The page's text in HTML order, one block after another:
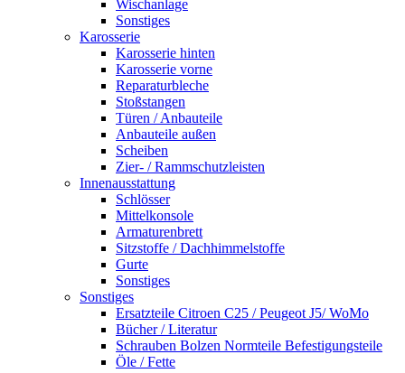
Wischanlage
Sonstiges
Karosserie
Karosserie hinten
Karosserie vorne
Reparaturbleche
Stoßstangen
Türen / Anbauteile
Anbauteile außen
Scheiben
Zier- / Rammschutzleisten
Innenausstattung
Schlösser
Mittelkonsole
Armaturenbrett
Sitzstoffe / Dachhimmelstoffe
Gurte
Sonstiges
Sonstiges
Ersatzteile Citroen C25 / Peugeot J5/ WoMo
Bücher / Literatur
Schrauben Bolzen Normteile Befestigungsteile
Öle / Fette